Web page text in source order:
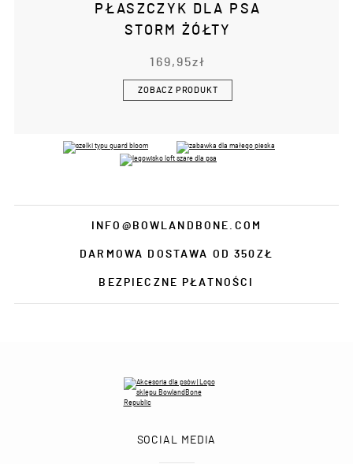
PŁASZCZYK DLA PSA
STORM ŻÓŁTY
169,95zł
ZOBACZ PRODUKT
INFO@BOWLANDBONE.COM
DARMOWA DOSTAWA OD 350ZŁ
BEZPIECZNE PŁATNOŚCI
SOCIAL MEDIA